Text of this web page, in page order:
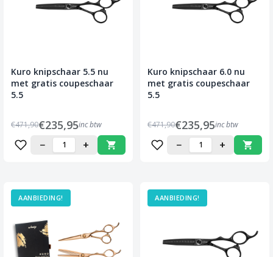
Kuro knipschaar 5.5 nu
met gratis coupeschaar
5.5
€471,90€235,95inc btw
− +
Kuro knipschaar 6.0 nu
met gratis coupeschaar
5.5
€471,90€235,95inc btw
− +
AANBIEDING! AANBIEDING!